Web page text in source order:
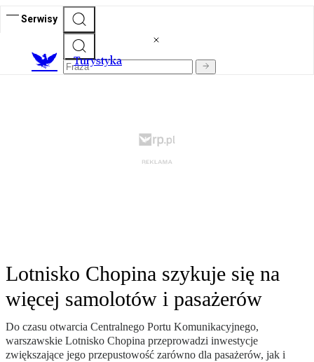
Serwisy
Turystyka
Lotnisko Chopina szykuje się na
więcej samolotów i pasażerów
Do czasu otwarcia Centralnego Portu Komunikacyjnego,
warszawskie Lotnisko Chopina przeprowadzi inwestycje
zwiększające jego przepustowość zarówno dla pasażerów, jak i